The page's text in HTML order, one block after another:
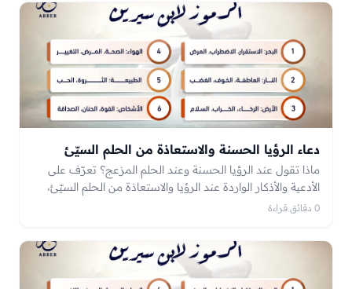
دعاء الرؤيا الحسنة والاستعاذة من الحلم السيّئ
ماذا تقول عند الرؤيا الحسنة وعند الحلم المزعج؟ تعرّف على
الأدعية والأذكار الواردة عند الرؤيا والاستعاذة من الحلم السيّئ،
وأذكار الحماية قبل النوم، وحكم طلب الرؤيا.
0 دقائق قراءة